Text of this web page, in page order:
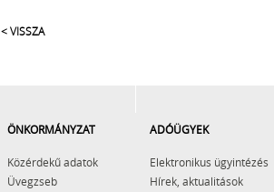
< VISSZA
ÖNKORMÁNYZAT
Közérdekű adatok
Üvegzseb
ADÓÜGYEK
Elektronikus ügyintézés
Hírek, aktualitások